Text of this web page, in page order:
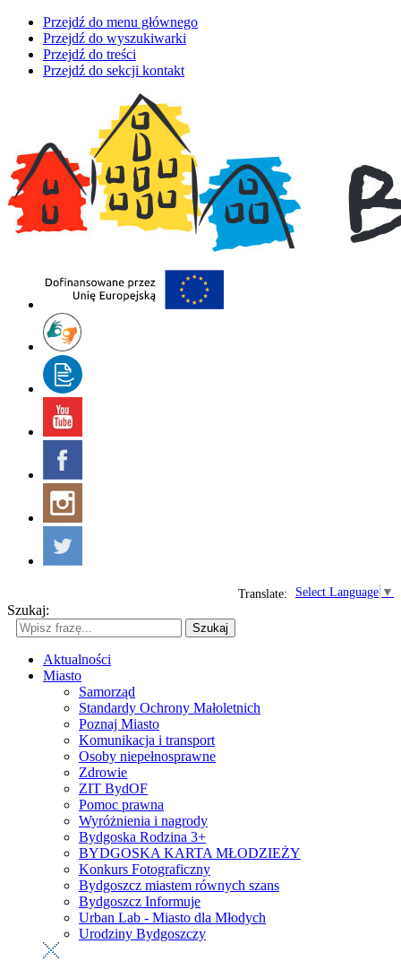
Przejdź do menu głównego
Przejdź do wyszukiwarki
Przejdź do treści
Przejdź do sekcji kontakt
Select Language ▼
Translate:
Szukaj:
Szukaj
Aktualności
Miasto
Samorząd
Standardy Ochrony Małoletnich
Poznaj Miasto
Komunikacja i transport
Osoby niepełnosprawne
Zdrowie
ZIT BydOF
Pomoc prawna
Wyróżnienia i nagrody
Bydgoska Rodzina 3+
BYDGOSKA KARTA MŁODZIEŻY
Konkurs Fotograficzny
Bydgoszcz miastem równych szans
Bydgoszcz Informuje
Urban Lab - Miasto dla Młodych
Urodziny Bydgoszczy